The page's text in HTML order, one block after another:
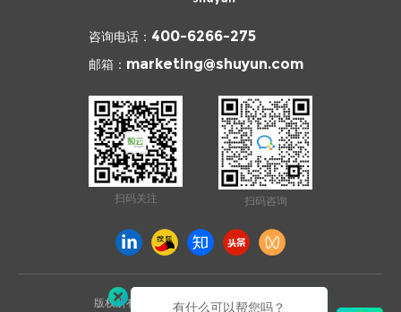
咨询电话： 400-6266-275
邮箱： marketing@shuyun.com
扫码关注 扫码咨询
版权所有 © 2026 杭州数云信息技术有限公司
有什么可以帮您吗？